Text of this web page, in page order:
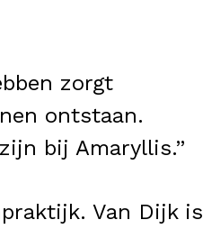
zorgt
ontstaan.
bij Amaryllis.”
Van Dijk is